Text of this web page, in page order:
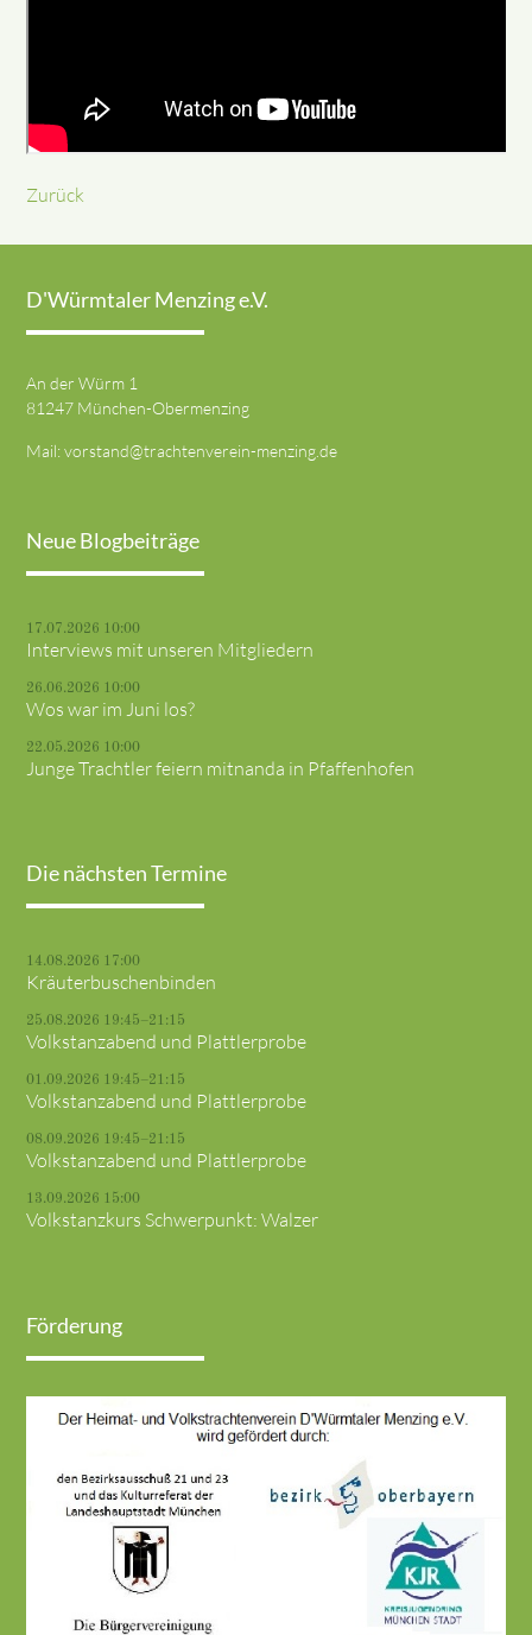
Zurück
D'Würmtaler Menzing e.V.
An der Würm 1
81247 München-Obermenzing
Mail:vorstand@trachtenverein-menzing.de
Neue Blogbeiträge
17.07.2026 10:00
Interviews mit unseren Mitgliedern
26.06.2026 10:00
Wos war im Juni los?
22.05.2026 10:00
Junge Trachtler feiern mitnanda in Pfaffenhofen
Die nächsten Termine
14.08.2026 17:00
Kräuterbuschenbinden
25.08.2026 19:45–21:15
Volkstanzabend und Plattlerprobe
01.09.2026 19:45–21:15
Volkstanzabend und Plattlerprobe
08.09.2026 19:45–21:15
Volkstanzabend und Plattlerprobe
13.09.2026 15:00
Volkstanzkurs Schwerpunkt: Walzer
Förderung